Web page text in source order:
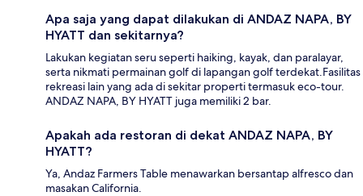
Apa saja yang dapat dilakukan di ANDAZ NAPA, BY
HYATT dan sekitarnya?
Lakukan kegiatan seru seperti haiking, kayak, dan paralayar,
serta nikmati permainan golf di lapangan golf terdekat.Fasilitas
rekreasi lain yang ada di sekitar properti termasuk eco-tour.
ANDAZ NAPA, BY HYATT juga memiliki 2 bar.
Apakah ada restoran di dekat ANDAZ NAPA, BY
HYATT?
Ya, Andaz Farmers Table menawarkan bersantap alfresco dan
masakan California.